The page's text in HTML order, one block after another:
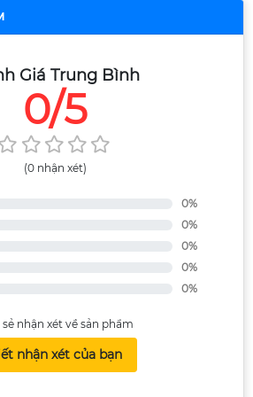
Giá Trung Bình
0/5
(0 nhận xét)
0%
0%
0%
0%
0%
sẻ nhận xét về sản phẩm
nhận xét của bạn